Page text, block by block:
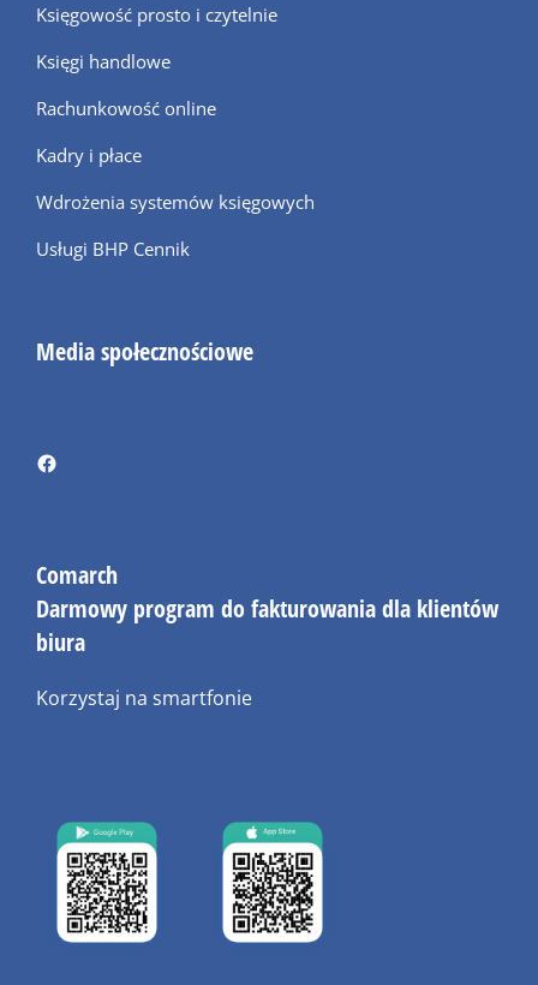
Księgowość prosto i czytelnie
Księgi handlowe
Rachunkowość online
Kadry i płace
Wdrożenia systemów księgowych
Usługi BHP Cennik
Media społecznościowe
Comarch
Darmowy program do fakturowania dla klientów
biura
Korzystaj na smartfonie